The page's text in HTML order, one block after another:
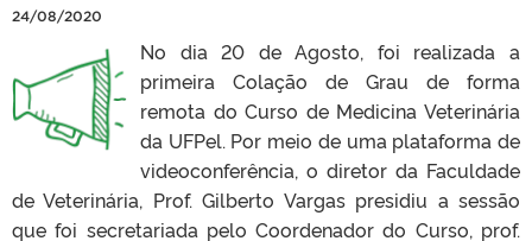
24/08/2020
No dia 20 de Agosto, foi realizada a
primeira Colação de Grau de forma
remota do Curso de Medicina Veterinária
da UFPel. Por meio de uma plataforma de
videoconferência, o diretor da Faculdade
de Veterinária, Prof. Gilberto Vargas presidiu a sessão
que foi secretariada pelo Coordenador do Curso, prof.